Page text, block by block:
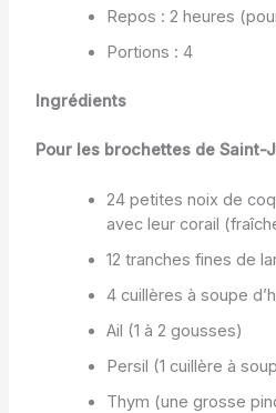
Repos : 2 heures
Portions : 4
Ingrédients
Pour les brochettes de Saint-
24 petites noix de
avec leur corail
12 tranches fines de
4 cuillères à soupe
Ail (1 à 2 gousses)
Persil (1 cuillère à
Thym (une grosse